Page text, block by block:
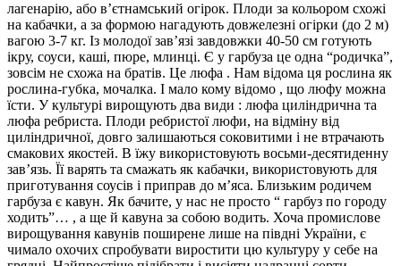
лагенарію, або в’єтнамський огірок. Плоди за кольором схожі
на кабачки, а за формою нагадують довжелезні огірки (до 2 м)
вагою 3-7 кг. Із молодої зав’язі завдовжки 40-50 см готують
ікру, соуси, каші, пюре, млинці. Є у гарбуза це одна “родичка”,
зовсім не схожа на братів. Це люфа . Нам відома ця рослина як
рослина-губка, мочалка. І мало кому відомо , що люфу можна
їсти. У культурі вирощують два види : люфа циліндрична та
люфа ребриста. Плоди ребристої люфи, на відміну від
циліндричної, довго залишаються соковитими і не втрачають
смакових якостей. В їжу використовують восьми-десятиденну
зав’язь. Її варять та смажать як кабачки, використовують для
приготування соусів і приправ до м’яса. Близьким родичем
гарбуза є кавун. Як бачите, у нас не просто “ гарбуз по городу
ходить”… , а ще й кавуна за собою водить. Хоча промислове
вирощування кавунів поширене лише на півдні України, є
чимало охочих спробувати виростити цю культуру у себе на